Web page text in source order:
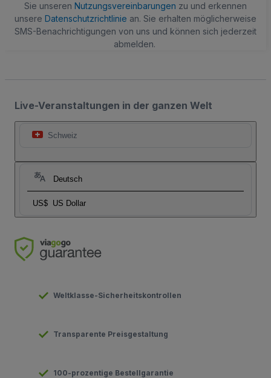
Sie unseren Nutzungsvereinbarungen zu und erkennen
unsere Datenschutzrichtlinie an. Sie erhalten möglicherweise
SMS-Benachrichtigungen von uns und können sich jederzeit
abmelden.
Live-Veranstaltungen in der ganzen Welt
Schweiz
Deutsch
US$ US Dollar
Weltklasse-Sicherheitskontrollen
Transparente Preisgestaltung
100-prozentige Bestellgarantie